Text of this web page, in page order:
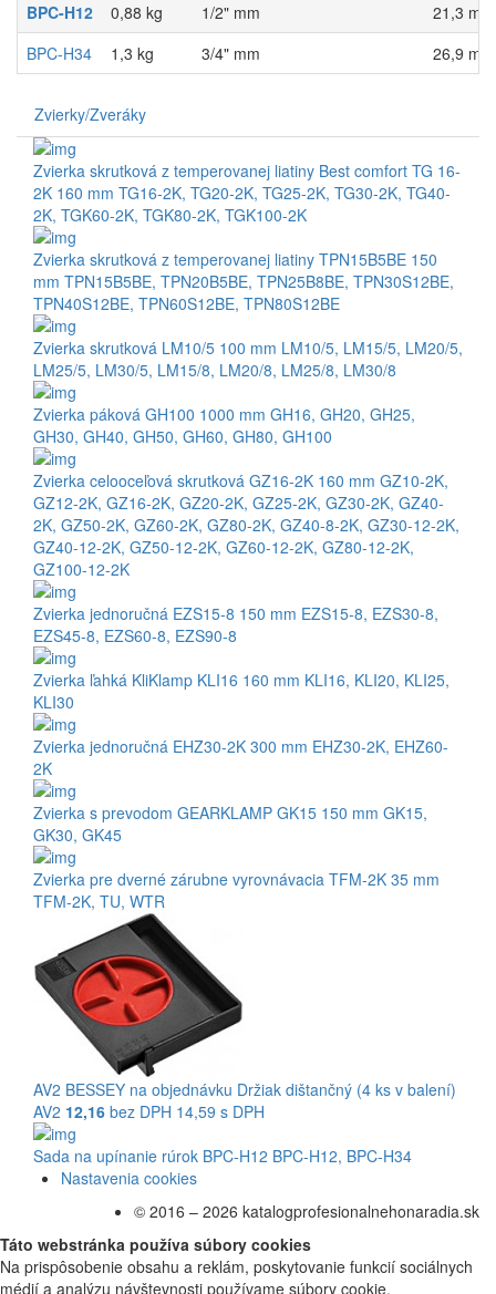
BPC-H12
0,88 kg 1/2" mm
21,3 mm
BPC-H34
1,3 kg 3/4" mm 26,9 mm
Zvierky/Zveráky
Zvierka skrutková z temperovanej liatiny Best comfort TG 16-
2K 160 mm TG16-2K, TG20-2K, TG25-2K, TG30-2K, TG40-
2K, TGK60-2K, TGK80-2K, TGK100-2K
Zvierka skrutková z temperovanej liatiny TPN15B5BE 150
mm TPN15B5BE, TPN20B5BE, TPN25B8BE, TPN30S12BE,
TPN40S12BE, TPN60S12BE, TPN80S12BE
Zvierka skrutková LM10/5 100 mm LM10/5, LM15/5, LM20/5,
LM25/5, LM30/5, LM15/8, LM20/8, LM25/8, LM30/8
Zvierka páková GH100 1000 mm GH16, GH20, GH25,
GH30, GH40, GH50, GH60, GH80, GH100
Zvierka celooceľová skrutková GZ16-2K 160 mm GZ10-2K,
GZ12-2K, GZ16-2K, GZ20-2K, GZ25-2K, GZ30-2K, GZ40-
2K, GZ50-2K, GZ60-2K, GZ80-2K, GZ40-8-2K, GZ30-12-2K,
GZ40-12-2K, GZ50-12-2K, GZ60-12-2K, GZ80-12-2K,
GZ100-12-2K
Zvierka jednoručná EZS15-8 150 mm EZS15-8, EZS30-8,
EZS45-8, EZS60-8, EZS90-8
Zvierka ľahká KliKlamp KLI16 160 mm KLI16, KLI20, KLI25,
KLI30
Zvierka jednoručná EHZ30-2K 300 mm EHZ30-2K, EHZ60-
2K
Zvierka s prevodom GEARKLAMP GK15 150 mm GK15,
GK30, GK45
Zvierka pre dverné zárubne vyrovnávacia TFM-2K 35 mm
TFM-2K, TU, WTR
AV2 BESSEY na objednávku Držiak dištančný (4 ks v balení)
AV2 12,16 bez DPH 14,59 s DPH
Sada na upínanie rúrok BPC-H12 BPC-H12, BPC-H34
Nastavenia cookies
© 2016 – 2026 katalogprofesionalnehonaradia.sk
Táto webstránka používa súbory cookies
Na prispôsobenie obsahu a reklám, poskytovanie funkcií sociálnych
médií a analýzu návštevnosti používame súbory cookie.